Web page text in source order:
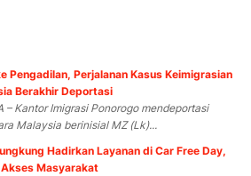
Pengadilan, Perjalanan Kasus Keimigrasian
Berakhir Deportasi
– Kantor Imigrasi Ponorogo mendeportasi
Malaysia berinisial MZ (Lk)...
Hadirkan Layanan di Car Free Day,
Masyarakat